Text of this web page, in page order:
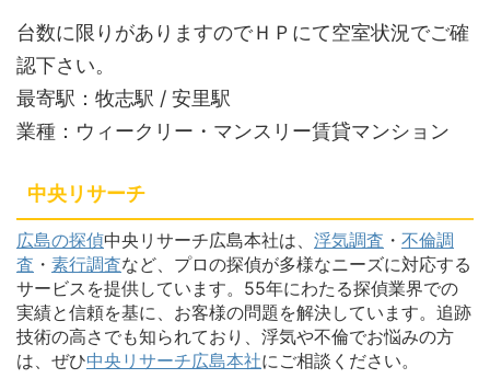
台数に限りがありますのでＨＰにて空室状況でご確
認下さい。
最寄駅：牧志駅 / 安里駅
業種：ウィークリー・マンスリー賃貸マンション
中央リサーチ
広島の探偵中央リサーチ広島本社は、 浮気調査 ・ 不倫調
査 ・ 素行調査など、プロの探偵が多様なニーズに対応する
サービスを提供しています。55年にわたる探偵業界での
実績と信頼を基に、お客様の問題を解決しています。追跡
技術の高さでも知られており、浮気や不倫でお悩みの方
は、ぜひ中央リサーチ広島本社にご相談ください。